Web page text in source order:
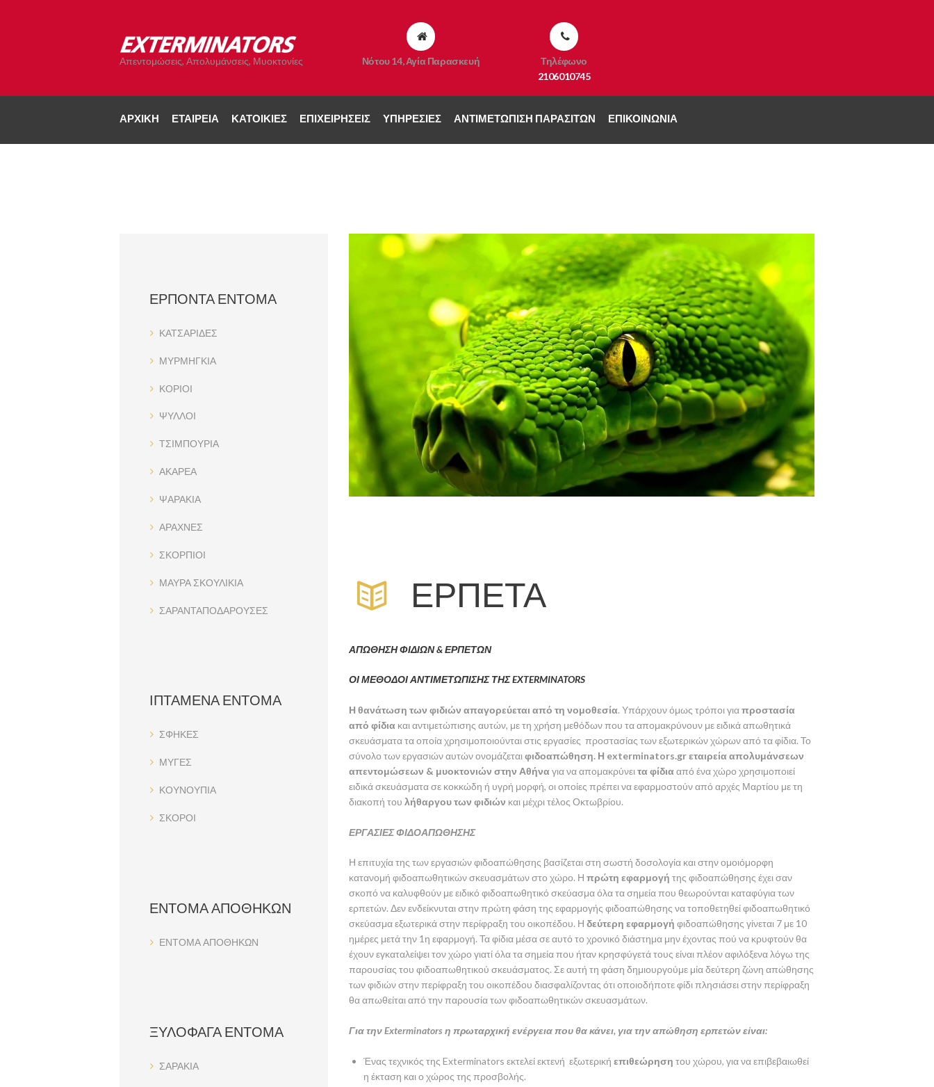
Απεντομώσεις, Απολυμάνσεις, Μυοκτονίες Νότου 14, Αγία Παρασκευή
Τηλέφωνο
2106010745
ΑΡΧΙΚΉ ΕΤΑΙΡΕΊΑ ΚΑΤΟΙΚΊΕΣ ΕΠΙΧΕΙΡΉΣΕΙΣ ΥΠΗΡΕΣΊΕΣ ΑΝΤΙΜΕΤΏΠΙΣΗ ΠΑΡΑΣΊΤΩΝ ΕΠΙΚΟΙΝΩΝΊΑ
ΕΡΠΕΤΑ
ΑΠΩΘΗΣΗ ΦΙΔΙΩΝ & ΕΡΠΕΤΩΝ
ΟΙ ΜΕΘΟΔΟΙ ΑΝΤΙΜΕΤΩΠΙΣΗΣ ΤΗΣ EXTERMINATORS
Η θανάτωση των φιδιών απαγορεύεται από τη νομοθεσία. Υπάρχουν όμως τρόποι γιαπροστασία
από φίδια και αντιμετώπισης αυτών, με τη χρήση μεθόδων που τα απομακρύνουν με ειδικά απωθητικά
σκευάσματα τα οποία χρησιμοποιούνται στις εργασίες προστασίας των εξωτερικών χώρων από τα φίδια. Το
σύνολο των εργασιών αυτών ονομάζεται φιδοαπώθηση. Η exterminators.grεταιρεία απολυμάνσεων
απεντομώσεων & μυοκτονιών στην Αθήναγια να απομακρύνει τα φίδιααπό ένα χώρο χρησιμοποιεί
ειδικά σκευάσματα σε κοκκώδη ή υγρή μορφή, οι οποίες πρέπει να εφαρμοστούν από αρχές Μαρτίου με τη
διακοπή του λήθαργου των φιδιών και μέχρι τέλος Οκτωβρίου.
ΕΡΓΑΣΙΕΣ ΦΙΔΟΑΠΩΘΗΣΗΣ
Η επιτυχία της των εργασιών φιδοαπώθησης βασίζεται στη σωστή δοσολογία και στην ομοιόμορφη
κατανομή φιδοαπωθητικών σκευασμάτων στο χώρο. Η πρώτη εφαρμογή της φιδοαπώθησης έχει σαν
σκοπό να καλυφθούν με ειδικό φιδοαπωθητικό σκεύασμα όλα τα σημεία που θεωρούνται καταφύγια των
ερπετών. Δεν ενδείκνυται στην πρώτη φάση της εφαρμογής φιδοαπώθησης να τοποθετηθεί φιδοαπωθητικό
σκεύασμα εξωτερικά στην περίφραξη του οικοπέδου. Η δεύτερη εφαρμογή φιδοαπώθησης γίνεται 7 με 10
ημέρες μετά την 1η εφαρμογή. Τα φίδια μέσα σε αυτό το χρονικό διάστημα μην έχοντας πού να κρυφτούν θα
έχουν εγκαταλείψει τον χώρο γιατί όλα τα σημεία που ήταν κρησφύγετά τους είναι πλέον αφιλόξενα λόγω της
παρουσίας του φιδοαπωθητικού σκευάσματος. Σε αυτή τη φάση δημιουργούμε μία δεύτερη ζώνη απώθησης
των φιδιών στην περίφραξη του οικοπέδου διασφαλίζοντας ότι οποιοδήποτε φίδι πλησιάσει στην περίφραξη
θα απωθείται από την παρουσία των φιδοαπωθητικών σκευασμάτων.
Για την Exterminators η πρωταρχική ενέργεια που θα κάνει, για την απώθηση ερπετών είναι:
Ένας τεχνικός της Exterminators εκτελεί εκτενή εξωτερική επιθεώρηση του χώρου, για να επιβεβαιωθεί
η έκταση και ο χώρος της προσβολής.
ΕΡΠΟΝΤΑ ΕΝΤΟΜΑ
ΚΑΤΣΑΡΙΔΕΣ
ΜΥΡΜΗΓΚΙΑ
ΚΟΡΙΟΙ
ΨΥΛΛΟΙ
ΤΣΙΜΠΟΥΡΙΑ
ΑΚΑΡΕΑ
ΨΑΡΑΚΙΑ
ΑΡΑΧΝΕΣ
ΣΚΟΡΠΙΟΙ
ΜΑΥΡΑ ΣΚΟΥΛΙΚΙΑ
ΣΑΡΑΝΤΑΠΟΔΑΡΟΥΣΕΣ
ΙΠΤΑΜΕΝΑ ΕΝΤΟΜΑ
ΣΦΗΚΕΣ
ΜΥΓΕΣ
ΚΟΥΝΟΥΠΙΑ
ΣΚΟΡΟΙ
ΕΝΤΟΜΑ ΑΠΟΘΗΚΩΝ
ΕΝΤΟΜΑ ΑΠΟΘΗΚΩΝ
ΞΥΛΟΦΑΓΑ ΕΝΤΟΜΑ
ΣΑΡΑΚΙΑ